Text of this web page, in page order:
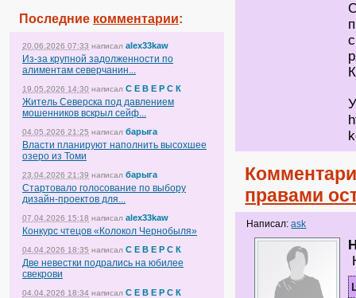
Последние комментарии:
20.06.2026 07:33 написал alex33kaw
Из-за крупной задолженности по
алиментам северчанин...
19.05.2026 14:30 написал С Е В Е Р С К
Житель Северска под давлением
мошенников вскрыл сейф...
04.05.2026 21:25 написал барыга
Власти планируют наполнить высохшее
озеро из Томи
23.04.2026 21:39 написал барыга
Стартовало голосование по выбору
дизайн-проектов для...
07.04.2026 15:18 написал alex33kaw
Конкурс чтецов «Колокол Чернобыля»
04.04.2026 18:35 написал С Е В Е Р С К
Две невестки подрались на юбилее
свекрови
04.04.2026 18:34 написал С Е В Е Р С К
правами
Написал:ask